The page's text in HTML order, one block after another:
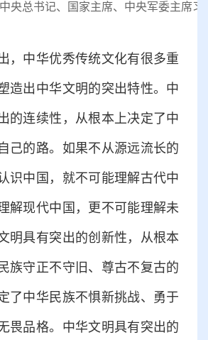
央总书记、国家主席、中央军委主席
中华优秀传统文化有很多重
造出中华文明的突出特性。中
的连续性，从根本上决定了中
己的路。如果不从源远流长的
识中国，就不可能理解古代中
解现代中国，更不可能理解未
明具有突出的创新性，从根本
族守正不守旧、尊古不复古的
了中华民族不惧新挑战、勇于
畏品格。中华文明具有突出的